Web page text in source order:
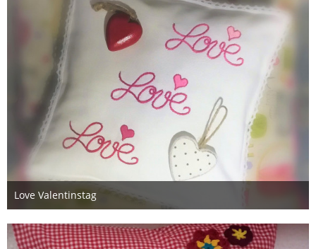
Love Valentinstag
16. Januar 2020